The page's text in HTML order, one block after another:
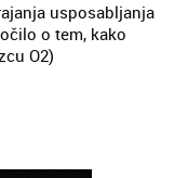
usposabljanja
o tem, kako
O2)